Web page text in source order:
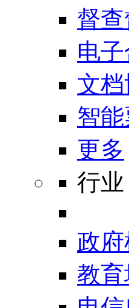
督
电子
文档
智
更多
行业
政
教育